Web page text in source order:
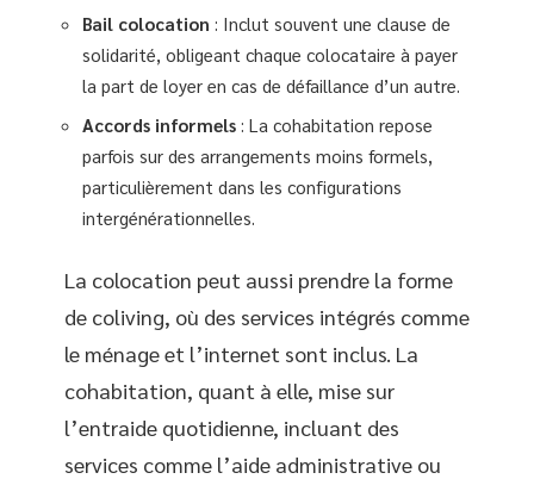
Bail colocation : Inclut souvent une clause de
solidarité, obligeant chaque colocataire à payer
la part de loyer en cas de défaillance d’un autre.
Accords informels : La cohabitation repose
parfois sur des arrangements moins formels,
particulièrement dans les configurations
intergénérationnelles.
La colocation peut aussi prendre la forme
de coliving, où des services intégrés comme
le ménage et l’internet sont inclus. La
cohabitation, quant à elle, mise sur
l’entraide quotidienne, incluant des
services comme l’aide administrative ou